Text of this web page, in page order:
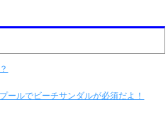
ールでビーチサンダルが必須だよ！